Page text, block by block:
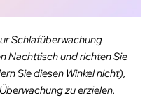
Schlafüberwachung
Nachttisch und richten Sie
Sie diesen Winkel nicht),
zu erzielen.